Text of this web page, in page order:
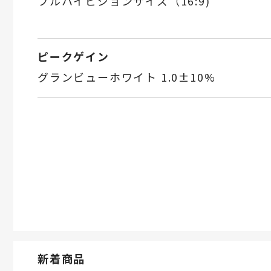
ピークゲイン
グランビューホワイト 1.0±10%
新着商品